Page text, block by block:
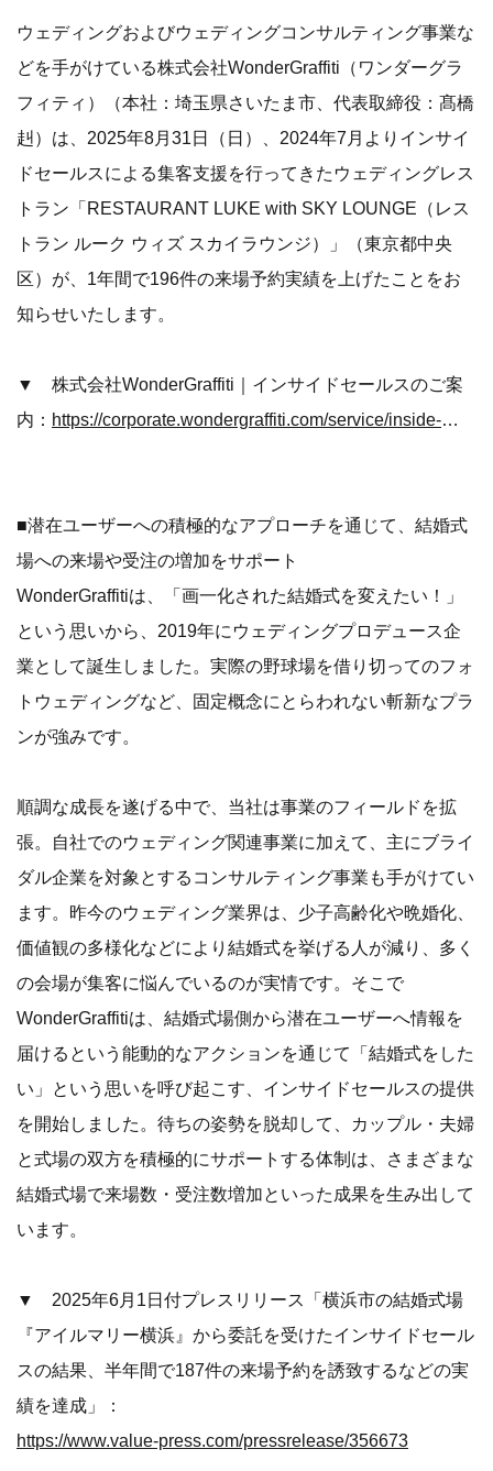
ウェディングおよびウェディングコンサルティング事業な
どを手がけている株式会社WonderGraffiti（ワンダーグラ
フィティ）（本社：埼玉県さいたま市、代表取締役：髙橋
赳）は、2025年8月31日（日）、2024年7月よりインサイ
ドセールスによる集客支援を行ってきたウェディングレス
トラン「RESTAURANT LUKE with SKY LOUNGE（レス
トラン ルーク ウィズ スカイラウンジ）」（東京都中央
区）が、1年間で196件の来場予約実績を上げたことをお
知らせいたします。
▼ 株式会社WonderGraffiti｜インサイドセールスのご案
内：
https://corporate.wondergraffiti.com/service/inside-sales/operational-support/
■潜在ユーザーへの積極的なアプローチを通じて、結婚式
場への来場や受注の増加をサポート
WonderGraffitiは、「画一化された結婚式を変えたい！」
という思いから、2019年にウェディングプロデュース企
業として誕生しました。実際の野球場を借り切ってのフォ
トウェディングなど、固定概念にとらわれない斬新なプラ
ンが強みです。
順調な成長を遂げる中で、当社は事業のフィールドを拡
張。自社でのウェディング関連事業に加えて、主にブライ
ダル企業を対象とするコンサルティング事業も手がけてい
ます。昨今のウェディング業界は、少子高齢化や晩婚化、
価値観の多様化などにより結婚式を挙げる人が減り、多く
の会場が集客に悩んでいるのが実情です。そこで
WonderGraffitiは、結婚式場側から潜在ユーザーへ情報を
届けるという能動的なアクションを通じて「結婚式をした
い」という思いを呼び起こす、インサイドセールスの提供
を開始しました。待ちの姿勢を脱却して、カップル・夫婦
と式場の双方を積極的にサポートする体制は、さまざまな
結婚式場で来場数・受注数増加といった成果を生み出して
います。
▼ 2025年6月1日付プレスリリース「横浜市の結婚式場
『アイルマリー横浜』から委託を受けたインサイドセール
スの結果、半年間で187件の来場予約を誘致するなどの実
績を達成」：
https://www.value-press.com/pressrelease/356673